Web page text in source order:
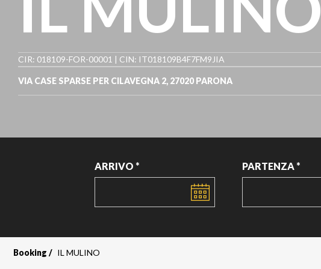
CIR: 018109-FOR-00001 | CIN: IT018109B4F7FM9JIA
VIA CASE SPARSE PER CILAVEGNA 2, 27020 PARONA
ARRIVO * PARTENZA *
Booking IL MULINO